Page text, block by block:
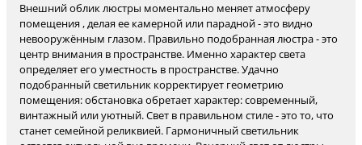
Внешний облик люстры моментально меняет атмосферу
помещения , делая ее камерной или парадной - это видно
невооружённым глазом. Правильно подобранная люстра - это
центр внимания в пространстве. Именно характер света
определяет его уместность в пространстве. Удачно
подобранный светильник корректирует геометрию
помещения: обстановка обретает характер: современный,
винтажный или уютный. Свет в правильном стиле - это то, что
станет семейной реликвией. Гармоничный светильник